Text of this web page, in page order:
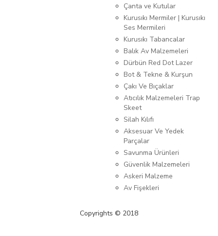
Çanta ve Kutular
Kurusıkı Mermiler | Kurusıkı
Ses Mermileri
Kurusıkı Tabancalar
Balık Av Malzemeleri
Dürbün Red Dot Lazer
Bot & Tekne & Kurşun
Çakı Ve Bıçaklar
Atıcılık Malzemeleri Trap
Skeet
Silah Kılıfı
Aksesuar Ve Yedek
Parçalar
Savunma Ürünleri
Güvenlik Malzemeleri
Askeri Malzeme
Av Fişekleri
Copyrights © 2018